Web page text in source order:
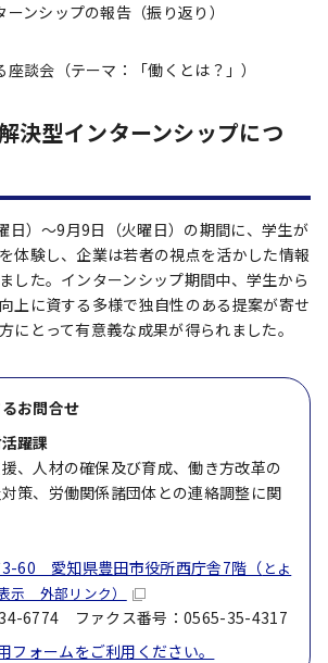
ンシップの報告（振り返り）
談会（テーマ：「働くとは？」）
決型インターンシップにつ
日）～9月9日（火曜日）の期間に、学生が
体験し、企業は若者の視点を活かした情報
した。インターンシップ期間中、学生から
上に資する多様で独自性のある提案が寄せ
にとって有意義な成果が得られました。
お問合せ
躍課
、人材の確保及び育成、働き方改革の
策、労働関係諸団体との連絡調整に関
3-60 愛知県豊田市役所西庁舎7階（ とよ
示 外部リンク）
6774 ファクス番号：0565-35-4317
フォームをご利用ください。